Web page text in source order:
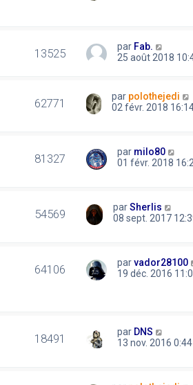
13525 par Fab.
25 août 2018
62771 par polothejedi
02 févr. 2018
81327 par milo80
01 févr. 2018
54569 parSherlis
08 sept. 2017
64106 parvador28100
19 déc. 2016
18491 par DNS
13 nov. 2016 0:44